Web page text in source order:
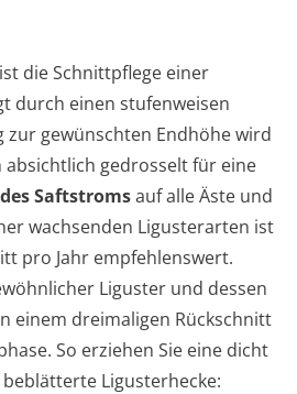
die Schnittpflege einer
durch einen stufenweisen
zur gewünschten Endhöhe wird
absichtlich gedrosselt für eine
Saftstromsauf alle Äste und
wachsenden Ligusterarten ist
pro Jahr empfehlenswert.
Liguster und dessen
einem dreimaligen Rückschnitt
So erziehen Sie eine dicht
Ligusterhecke: